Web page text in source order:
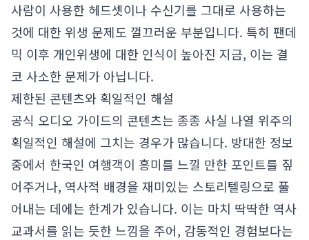
사람이 사용한 헤드셋이나 수신기를 그대로 사용하는
것에 대한 위생 문제도 껄끄러운 부분입니다. 특히 팬데
믹 이후 개인위생에 대한 인식이 높아진 지금, 이는 결
코 사소한 문제가 아닙니다.
제한된 콘텐츠와 획일적인 해설
공식 오디오 가이드의 콘텐츠는 종종 사실 나열 위주의
획일적인 해설에 그치는 경우가 많습니다. 방대한 정보
중에서 한국인 여행객이 흥미를 느낄 만한 포인트를 짚
어주거나, 역사적 배경을 재미있는 스토리텔링으로 풀
어내는 데에는 한계가 있습니다. 이는 마치 딱딱한 역사
교과서를 읽는 듯한 느낌을 주어, 감동적인 경험보다는